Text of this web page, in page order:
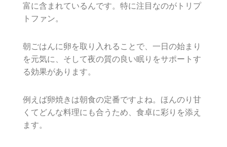
富に含まれているんです。特に注目なのがトリプ
トファン。
朝ごはんに卵を取り入れることで、一日の始まり
を元気に、そして夜の質の良い眠りをサポートす
る効果があります。
例えば卵焼きは朝食の定番ですよね。ほんのり甘
くてどんな料理にも合うため、食卓に彩りを添え
ます。